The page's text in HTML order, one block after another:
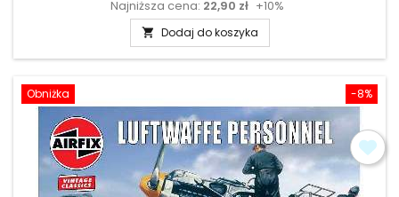
podstawowa
Najniższa cena: 22,90 zł +10%
 Dodaj do koszyka
-8%
Obniżka